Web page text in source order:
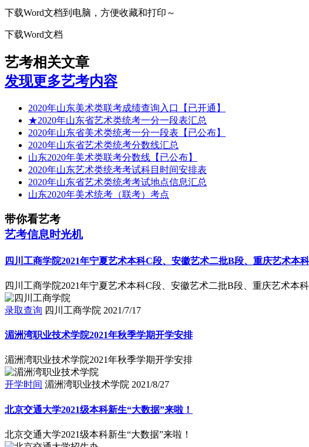
下载Word文档到电脑，方便收藏和打印～
下载Word文档
艺考相关文章
发现更多艺考内容
2020年山东美术类联考成绩查询入口【已开通】
★2020年山东省艺术类统考一分一段表汇总
2020年山东省美术类统考一分一段表【已公布】
2020年山东省艺术类统考分数线汇总
山东2020年美术类联考分数线【已公布】
2020年山东艺术类统考考试科目时间安排表
2020年山东省艺术类统考考试地点信息汇总
山东2020年美术统考（联考）考点
带你看艺考
艺考信息时光机
四川工商学院2021年宁夏艺术本科C段、安徽艺术二批B段、重庆艺术本
四川工商学院2021年宁夏艺术本科C段、安徽艺术二批B段、重庆艺术本
录取查询 四川工商学院 2021/7/17
湄洲湾职业技术学院2021年秋季学期开学安排
湄洲湾职业技术学院2021年秋季学期开学安排
开学时间 湄洲湾职业技术学院 2021/8/27
北京交通大学2021级本科新生“大数据”来啦！
北京交通大学2021级本科新生“大数据”来啦！